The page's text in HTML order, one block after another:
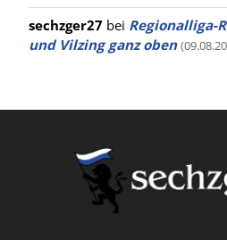
sechzger27 bei Regionalliga-
und Vilzing ganz oben